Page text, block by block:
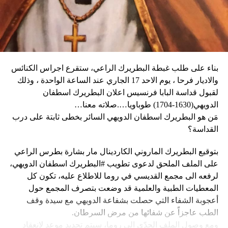
وكان شي قد كرّر الإثنين رغبته في العمل بهدف التوصل إلى حلّ
سياسي للحرب في أوكرانيا. وأيّد «هدنة أولمبية» دعا إليها
ماكرون لمناسبة أولمبياد باريس هذا الصيف.
نداء الوطن
وقال دارين: “المواطنون في حالة رعب، على الرغم من أن
زعيم العصابة جيمي شيريزير دعا المواطنين إلى عدم الخوف
عندما رأوا عصابته تحمل أسلحة، وقال إنهم يريدون فقط الإطاحة
وحاولت مجموعة من أفراد العصابات المدججين بالسلاح، يوم
الإثنين، السيطرة على مطار توسان لوفرتور الدولي، الأكبر في
البلاد، وتبادلوا إطلاق النار مع الشرطة والجنود، مما أدى إلى
إلغاء جميع الرحلات الداخلية والدولية.
ألف شخص من منازلهم منذ عطلة نهاية الأسبوع بسبب أعمال
العنف.
وقال رجل من هايتي يدعى نيكولا لوكالة رويترز للأنباء: “أجبرتنا
العصابات المسلحة على ترك منازلنا. دمروا بيوتنا ونحن الآن في
بناء على طلب غبطة البطريرك الراعي، ستقرع اجراس الكنائس
والاديار فرحا ، يوم الاحد 17 الجاري عند الساعة الواحدة ، وذلك
لقبول قداسة البابا فرنسيس اعلان البطريرك اسطفان
الدويهي(1630-1704) طوباويا….صلاته معنا…
مَن هو البطريرك اسطفان الدويهي السائر بخطى ثابتة على درب
القداسة؟
بتوقيع البطريرك الماروني الكاردينال مار بشارة بطرس الراعي
على الملف الملحق لدعوى تطويب #البطريرك اسطفان الدويهي،
لرفعه الى مجمع القديسي في روما للاطلاع عليه، تكون كل
المعطيات الطبية والعلمية قد وضعت بتصرف المجمع حول
أعجوبة الشفاء التي حصلت بشفاعة الدويهي مع سيدة وقف
الطب عاجزاً عن شفائها من مرض السرطان.
ومع وصول الملف الجدّي الى روما، سيتم تحديد موعد لانعقاد